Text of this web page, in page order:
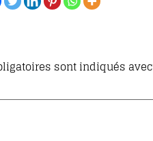
sont indiqués avec